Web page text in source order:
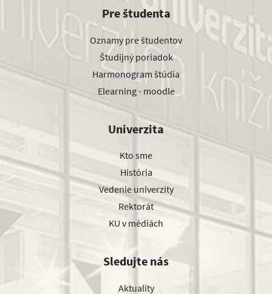
Pre študenta
Oznamy pre študentov
Študijný poriadok
Harmonogram štúdia
Elearning - moodle
Univerzita
Kto sme
História
Vedenie univerzity
Rektorát
KU v médiách
Sledujte nás
Aktuality